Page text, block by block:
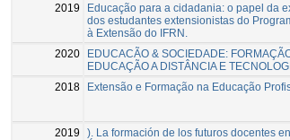
2019
Educação para a cidadania: o papel da
dos estudantes extensionistas do
à Extensão do IFRN.
2020
EDUCACÃO & SOCIEDADE:
EDUCAÇÃO A DISTÂNCIA E
2018 Extensão e Formação na Educação
2019
). La formación de los futuros docentes